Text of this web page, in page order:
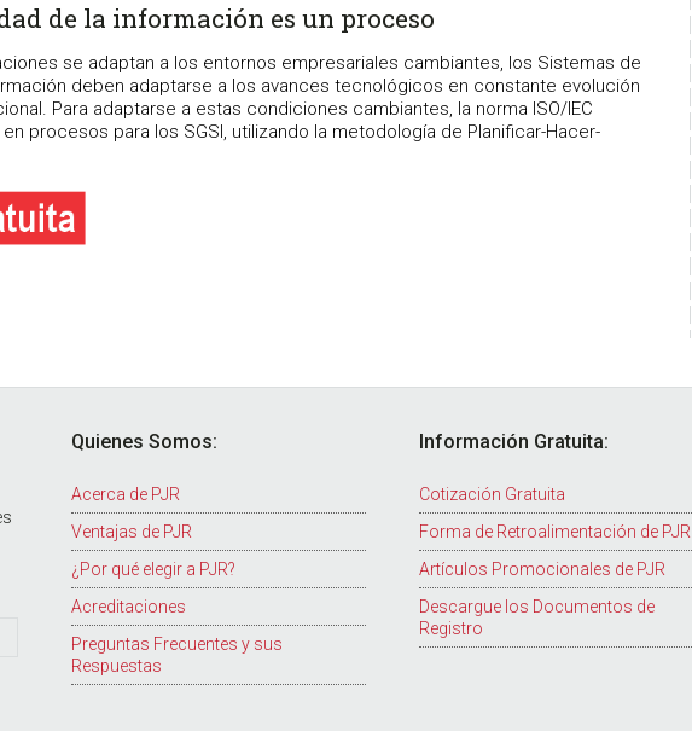
de la información es un proceso
se adaptan a los entornos empresariales cambiantes, los Sistemas de
deben adaptarse a los avances tecnológicos en constante evolución
Para adaptarse a estas condiciones cambiantes, la norma ISO/IEC
procesos para los SGSI, utilizando la metodología de Planificar-Hacer-
Quienes Somos:
Acerca de PJR
Ventajas de PJR
¿Por qué elegir a PJR?
Acreditaciones
Preguntas Frecuentes y sus
Respuestas
Información Gratuita:
Cotización Gratuita
Forma de Retroalimentación de PJR
Artículos Promocionales de PJR
Descargue los Documentos de
Registro